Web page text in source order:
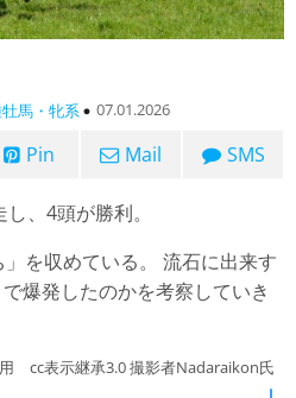
馬・牝系 07.01.2026
Pin Mail SMS
、4頭が勝利。
を収めている。 流石に出来す
爆発したのかを考察していき
cc表示継承3.0 撮影者Nadaraikon氏